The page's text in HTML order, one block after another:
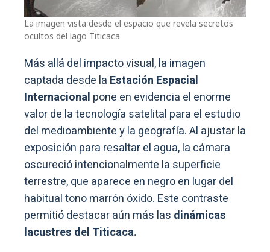
La imagen vista desde el espacio que revela secretos
ocultos del lago Titicaca
Más allá del impacto visual, la imagen
captada desde la Estación Espacial
Internacional pone en evidencia el enorme
valor de la tecnología satelital para el estudio
del medioambiente y la geografía. Al ajustar la
exposición para resaltar el agua, la cámara
oscureció intencionalmente la superficie
terrestre, que aparece en negro en lugar del
habitual tono marrón óxido. Este contraste
permitió destacar aún más las dinámicas
lacustres del Titicaca.